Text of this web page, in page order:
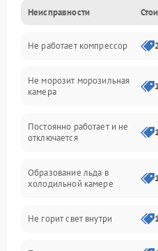
Механика
Электропитание
Дренаж
Неисправности
Не работает компрессор
Не морозит морозильная
камера
Постоянно работает и не
отключается
Образование льда в
холодильной камере
Не горит свет внутри